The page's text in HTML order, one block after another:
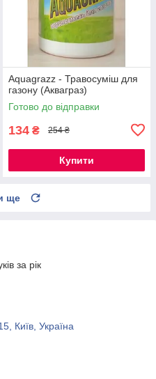
Aquagrazz - Травосуміш для
газону (Акваграз)
Готово до відправки
134 ₴ 254 ₴
Купити
ще
за рік
Київ, Україна